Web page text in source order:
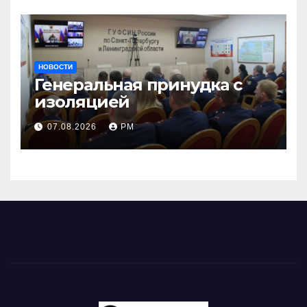
НОВОСТИ
Генеральная принудка с
изоляцией
07.08.2026 РМ